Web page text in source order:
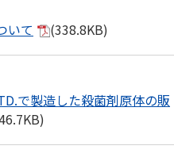
いて
(338.8KB)
で製造した殺菌剤原体の販